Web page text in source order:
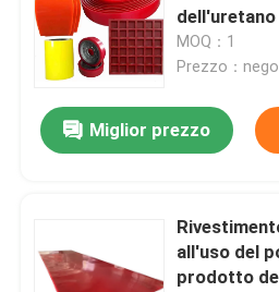
poliuretano
MOQ：1
Prezzo：
Miglior prezzo
all'uso del
prodotto